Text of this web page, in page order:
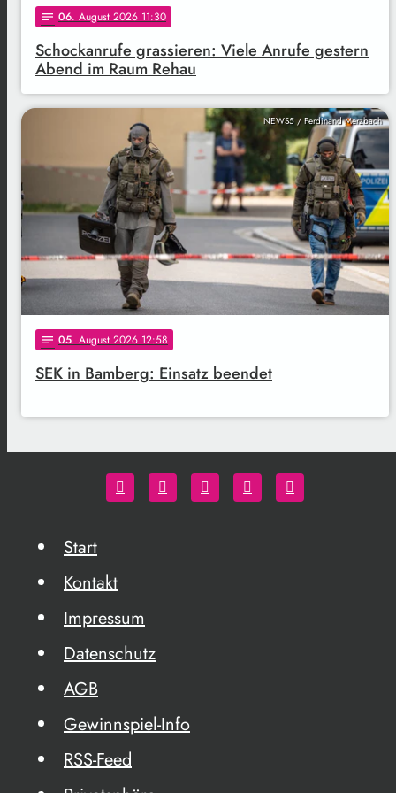
notes 06. August 2026 11:30
Schockanrufe grassieren: Viele Anrufe gestern
Abend im Raum Rehau
NEWS5 / Ferdinand Merzbach
notes 05. August 2026 12:58
SEK in Bamberg: Einsatz beendet
Start
Kontakt
Impressum
Datenschutz
AGB
Gewinnspiel-Info
RSS-Feed